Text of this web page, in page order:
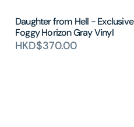
Daughter from Hell - Exclusive
Foggy Horizon Gray Vinyl
HKD$370.00